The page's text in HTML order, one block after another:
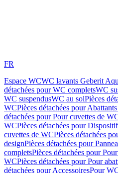
FR
Espace WCWC lavants Geberit
détachées pour WC completsWC
WC suspendusWC au solPièces
WCPièces détachées pour
détachées pour Pour cuvettes de
WCPièces détachées pour
cuvettes de WCPièces détachées
designPièces détachées pour
completsPièces détachées pour
WCPièces détachées pour Pour
détachées pour AccessoiresPour